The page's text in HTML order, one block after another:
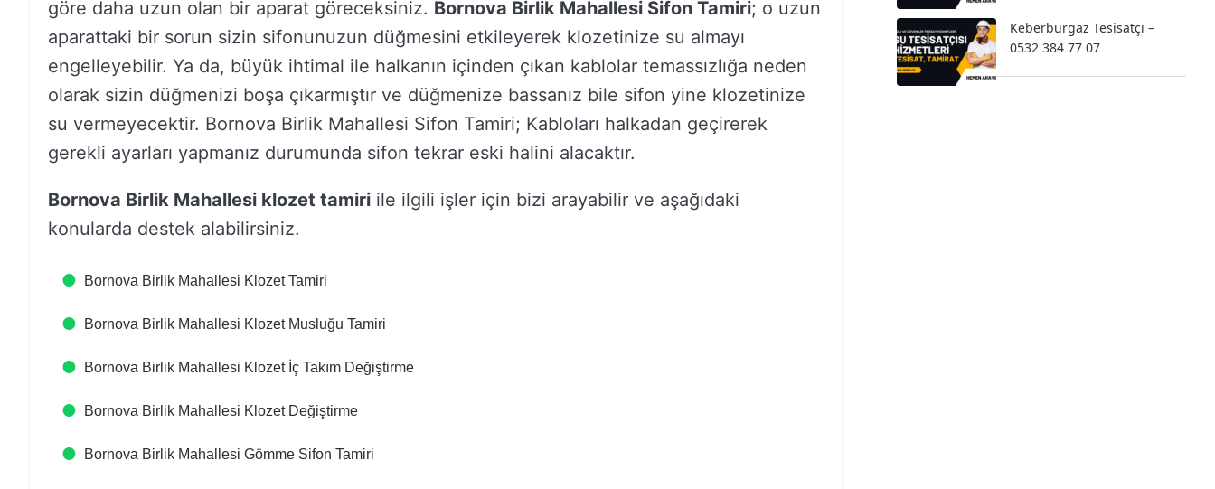
göre daha uzun olan bir aparat göreceksiniz. Bornova Birlik Mahallesi Sifon Tamiri; o uzun
aparattaki bir sorun sizin sifonunuzun düğmesini etkileyerek klozetinize su almayı
engelleyebilir. Ya da, büyük ihtimal ile halkanın içinden çıkan kablolar temassızlığa neden
olarak sizin düğmenizi boşa çıkarmıştır ve düğmenize bassanız bile sifon yine klozetinize
su vermeyecektir. Bornova Birlik Mahallesi Sifon Tamiri; Kabloları halkadan geçirerek
gerekli ayarları yapmanız durumunda sifon tekrar eski halini alacaktır.
Bornova Birlik Mahallesi klozet tamiri ile ilgili işler için bizi arayabilir ve aşağıdaki
konularda destek alabilirsiniz.
Bornova Birlik Mahallesi Klozet Tamiri
Bornova Birlik Mahallesi Klozet Musluğu Tamiri
Bornova Birlik Mahallesi Klozet İç Takım Değiştirme
Bornova Birlik Mahallesi Klozet Değiştirme
Bornova Birlik Mahallesi Gömme Sifon Tamiri
Keberburgaz Tesisatçı –
0532 384 77 07